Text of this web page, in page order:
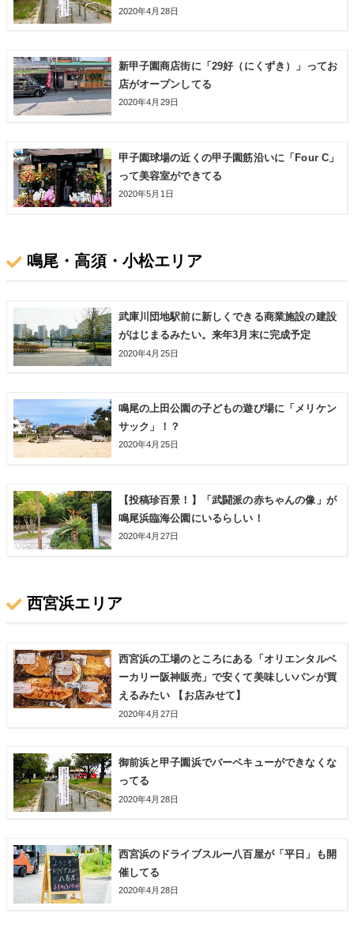
2020年4月28日
新甲子園商店街に「29好（にくずき）」ってお
店がオープンしてる
2020年4月29日
甲子園球場の近くの甲子園筋沿いに「Four C」
って美容室ができてる
2020年5月1日
鳴尾・高須・小松エリア
武庫川団地駅前に新しくできる商業施設の建設
がはじまるみたい。来年3月末に完成予定
2020年4月25日
鳴尾の上田公園の子どもの遊び場に「メリケン
サック」！？
2020年4月25日
【投稿珍百景！】「武闘派の赤ちゃんの像」が
鳴尾浜臨海公園にいるらしい！
2020年4月27日
西宮浜エリア
西宮浜の工場のところにある「オリエンタルベ
ーカリー阪神販売」で安くて美味しいパンが買
えるみたい 【お店みせて】
2020年4月27日
御前浜と甲子園浜でバーベキューができなくな
ってる
2020年4月28日
西宮浜のドライブスルー八百屋が「平日」も開
催してる
2020年4月28日